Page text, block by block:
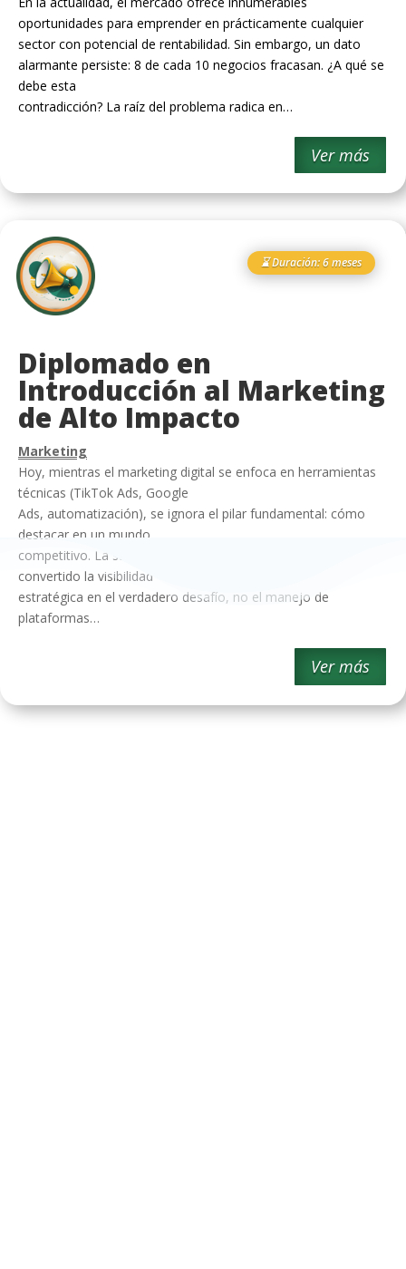
oportunidades para emprender en prácticamente cualquier
sector con potencial de rentabilidad. Sin embargo, un dato
alarmante persiste: 8 de cada 10 negocios fracasan. ¿A qué se
debe esta
contradicción? La raíz del problema radica en…
Ver más
⌛ Duración: 6 meses
Diplomado en
Introducción al Marketing
de Alto Impacto
Marketing
Hoy, mientras el marketing digital se enfoca en herramientas
técnicas (TikTok Ads, Google
Ads, automatización), se ignora el pilar fundamental: cómo
destacar en un mundo
competitivo. La saturación de anuncios y contenido ha
convertido la visibilidad
estratégica en el verdadero desafío, no el manejo de
plataformas…
Ver más